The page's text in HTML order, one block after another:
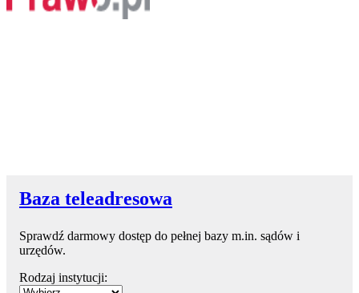
Baza teleadresowa
Sprawdź darmowy dostęp do pełnej bazy m.in. sądów i
urzędów.
Rodzaj instytucji: